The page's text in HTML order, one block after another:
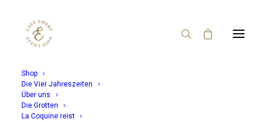
Shop
Die Vier Jahreszeiten
Über uns
Die Grotten
La Coquine reist
Zurück zum Shop